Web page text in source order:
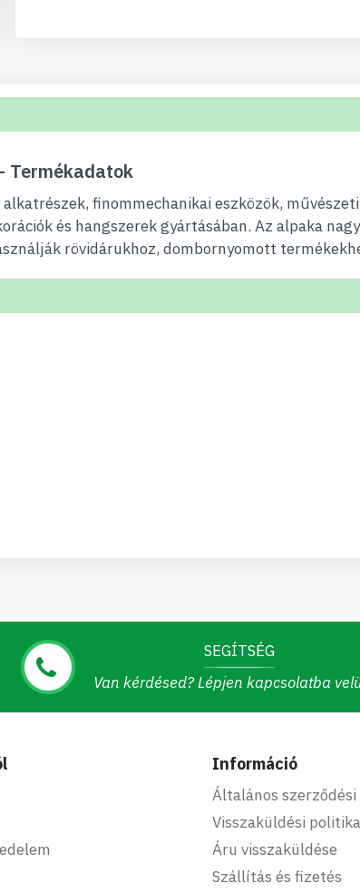
Termékadatok
finommechanikai eszközök,
és hangszerek gyártásában. Az alpaka
rövidárukhoz, dombornyomott
SEGÍTSÉG
Van kérdésed? Lépjen kapcsolatba
Információ
Általános
Visszaküldési politika
Áru visszaküldése
Szállítás és fizetés